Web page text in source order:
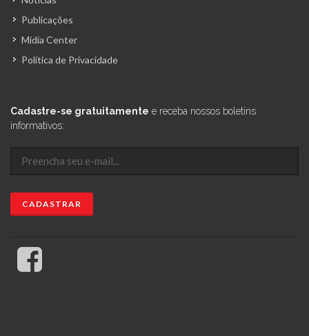
Publicações
Mídia Center
Política de Privacidade
Cadastre-se gratuitamente e receba nossos boletins
informativos: